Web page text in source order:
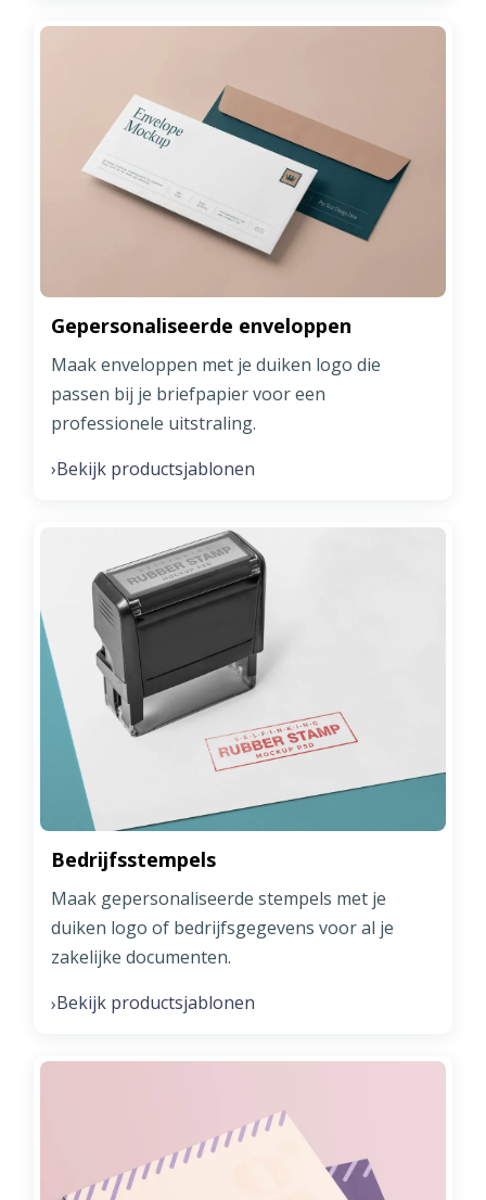
Gepersonaliseerde enveloppen
Maak enveloppen met je duiken logo die
passen bij je briefpapier voor een
professionele uitstraling.
›Bekijk productsjablonen
Bedrijfsstempels
Maak gepersonaliseerde stempels met je
duiken logo of bedrijfsgegevens voor al je
zakelijke documenten.
›Bekijk productsjablonen